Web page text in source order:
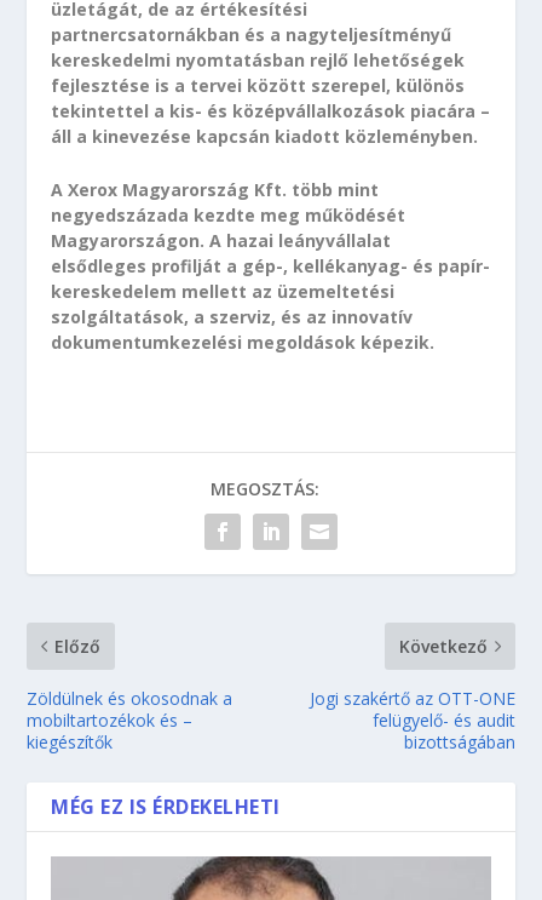
üzletágát, de az értékesítési
partnercsatornákban és a nagyteljesítményű
kereskedelmi nyomtatásban rejlő lehetőségek
fejlesztése is a tervei között szerepel, különös
tekintettel a kis- és középvállalkozások piacára –
áll a kinevezése kapcsán kiadott közleményben.
A Xerox Magyarország Kft. több mint
negyedszázada kezdte meg működését
Magyarországon. A hazai leányvállalat
elsődleges profilját a gép-, kellékanyag- és papír-
kereskedelem mellett az üzemeltetési
szolgáltatások, a szerviz, és az innovatív
dokumentumkezelési megoldások képezik.
MEGOSZTÁS:
Előző
Zöldülnek és okosodnak a
mobiltartozékok és –
kiegészítők
Következő
Jogi szakértő az OTT-ONE
felügyelő- és audit
bizottságában
MÉG EZ IS ÉRDEKELHETI